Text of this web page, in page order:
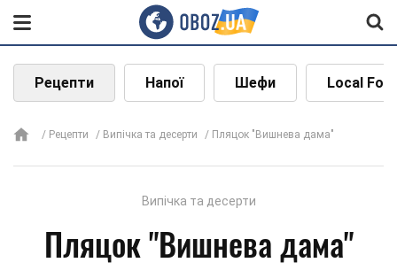
Рецепти Напої Шефи Local
Рецепти Випічка та десерти Пляцок "Вишнева дама"
Випічка та десерти
Пляцок "Вишнева дама"